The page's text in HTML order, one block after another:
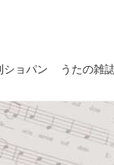
ショパン うたの雑